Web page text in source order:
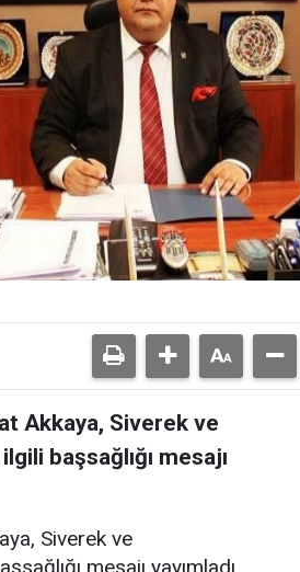
Akkaya, Siverek ve
başsağlığı mesajı
Siverek ve
mesajı yayımladı.